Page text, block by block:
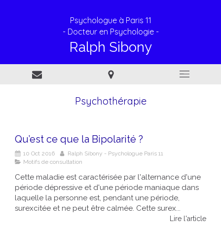
Psychologue à Paris 11
- Docteur en Psychologie -
Ralph Sibony
Psychothérapie
Qu’est ce que la Bipolarité ?
10 Oct 2016
Ralph Sibony - Psychologue Paris 11
Motifs de consultation
Cette maladie est caractérisée par l'alternance d'une
période dépressive et d'une période maniaque dans
laquelle la personne est, pendant une période,
surexcitée et ne peut être calmée. Cette surex...
Lire l'article